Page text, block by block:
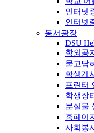
인터넷
인터넷
동서광장
DSU
학외공지
묻고답
학생게
프린터
학생장
분실물
홈페이
사회봉